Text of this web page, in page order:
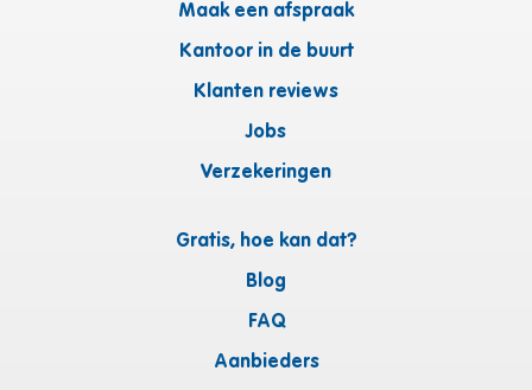
Maak een afspraak
Kantoor in de buurt
Klanten reviews
Jobs
Verzekeringen
Gratis, hoe kan dat?
Blog
FAQ
Aanbieders